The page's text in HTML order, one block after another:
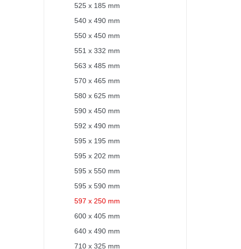
525 x 185 mm
540 x 490 mm
550 x 450 mm
551 x 332 mm
563 x 485 mm
570 x 465 mm
580 x 625 mm
590 x 450 mm
592 x 490 mm
595 x 195 mm
595 x 202 mm
595 x 550 mm
595 x 590 mm
597 x 250 mm
600 x 405 mm
640 x 490 mm
710 x 325 mm